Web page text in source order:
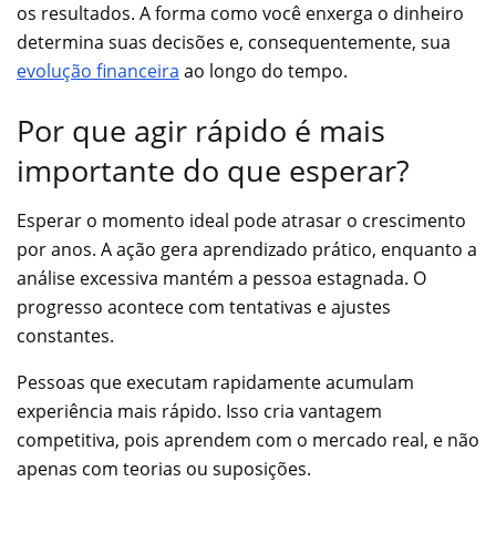
os resultados. A forma como você enxerga o dinheiro
determina suas decisões e, consequentemente, sua
evolução financeira ao longo do tempo.
Por que agir rápido é mais
importante do que esperar?
Esperar o momento ideal pode atrasar o crescimento
por anos. A ação gera aprendizado prático, enquanto a
análise excessiva mantém a pessoa estagnada. O
progresso acontece com tentativas e ajustes
constantes.
Pessoas que executam rapidamente acumulam
experiência mais rápido. Isso cria vantagem
competitiva, pois aprendem com o mercado real, e não
apenas com teorias ou suposições.